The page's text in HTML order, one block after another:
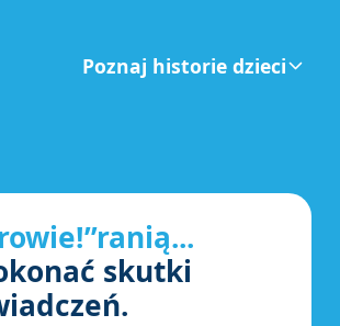
Poznaj historie dzieci
skutki